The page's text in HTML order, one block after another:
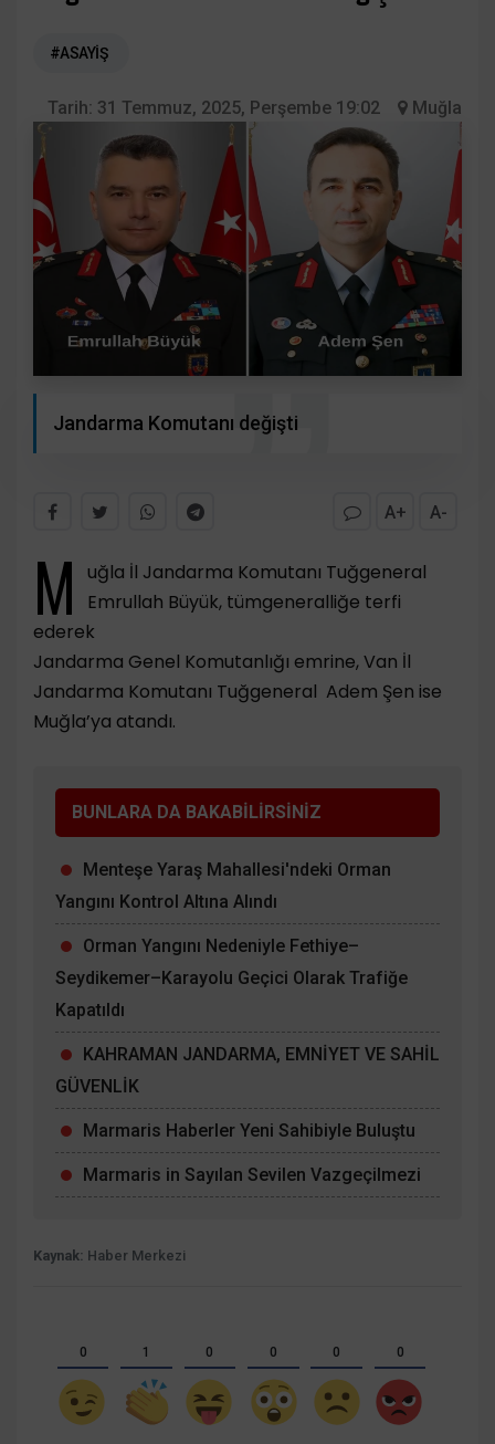
#ASAYİŞ
Tarih: 31 Temmuz, 2025, Perşembe 19:02 Muğla
Jandarma Komutanı değişti
A+ A-
M
uğla İl Jandarma Komutanı Tuğgeneral
Emrullah Büyük, tümgeneralliğe terfi
ederek
Jandarma Genel Komutanlığı emrine, Van İl
Jandarma Komutanı Tuğgeneral Adem Şen ise
Muğla’ya atandı.
BUNLARA DA BAKABİLİRSİNİZ
Menteşe Yaraş Mahallesi'ndeki Orman
Yangını Kontrol Altına Alındı
Orman Yangını Nedeniyle Fethiye–
Seydikemer–Karayolu Geçici Olarak Trafiğe
Kapatıldı
KAHRAMAN JANDARMA, EMNİYET VE SAHİL
GÜVENLİK
Marmaris Haberler Yeni Sahibiyle Buluştu
Marmaris in Sayılan Sevilen Vazgeçilmezi
Kaynak: Haber Merkezi
0 1 0 0 0 0